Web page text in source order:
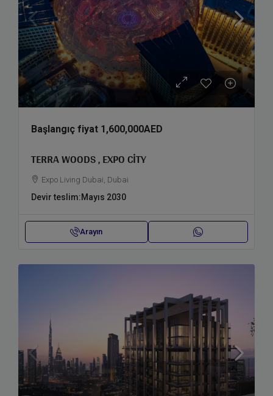
Başlangıç fiyat 1,600,000AED
TERRA WOODS , EXPO CITY
Expo Living Dubai, Dubai
Devir teslim:Mayıs 2030
Arayın